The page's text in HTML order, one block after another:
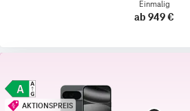
Einmalig
ab 949 €
AKTIONSPREIS